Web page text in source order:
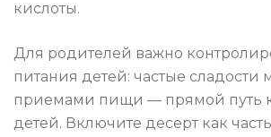
кислоты.
Для родителей важно
питания детей: частые сладости
приемами пищи — прямой путь
детей. Включите десерт как